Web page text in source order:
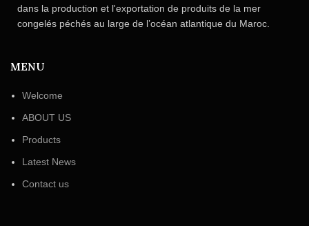
dans la production et l'exportation de produits de la mer
congelés péchés au large de l’océan atlantique du Maroc.
MENU
Welcome
ABOUT US
Products
Latest News
Contact us